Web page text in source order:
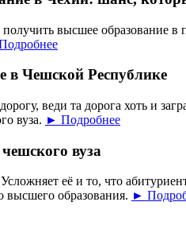
высшее образование
в Чешской Республике
веди та дорога хоть и
вуза. ► Подробнее
вуза
Усложняет её и то, что
высшего образования. ►